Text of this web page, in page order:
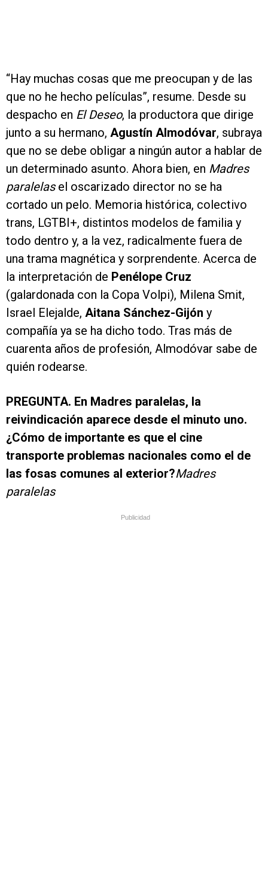
“Hay muchas cosas que me preocupan y de las
que no he hecho películas”, resume. Desde su
despacho en El Deseo, la productora que dirige
junto a su hermano, Agustín Almodóvar, subraya
que no se debe obligar a ningún autor a hablar de
un determinado asunto. Ahora bien, en Madres
paralelasel oscarizado director no se ha
cortado un pelo. Memoria histórica, colectivo
trans, LGTBI+, distintos modelos de familia y
todo dentro y, a la vez, radicalmente fuera de
una trama magnética y sorprendente. Acerca de
la interpretación de Penélope Cruz
(galardonada con la Copa Volpi), Milena Smit,
Israel Elejalde, Aitana Sánchez-Gijón y
compañía ya se ha dicho todo. Tras más de
cuarenta años de profesión, Almodóvar sabe de
quién rodearse.
PREGUNTA. En Madres paralelas, la
reivindicación aparece desde el minuto uno.
¿Cómo de importante es que el cine
transporte problemas nacionales como el de
las fosas comunes al exterior?Madres
paralelas
Publicidad